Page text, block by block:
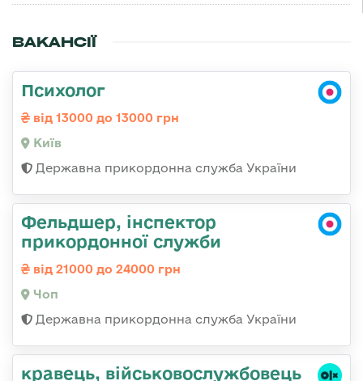
ВАКАНСІЇ
Психолог
від 13000 до 13000 грн
Київ
Державна прикордонна служба України
Фельдшер, інспектор
прикордонної служби
від 21000 до 24000 грн
Чоп
Державна прикордонна служба України
кравець, військовослужбовець